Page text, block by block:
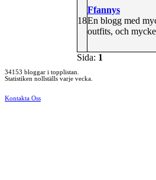
18
Ffannys
En blogg med
outfits, och
Sida: 1
34153 bloggar i topplistan.
Statistiken nollställs varje vecka.
Kontakta Oss